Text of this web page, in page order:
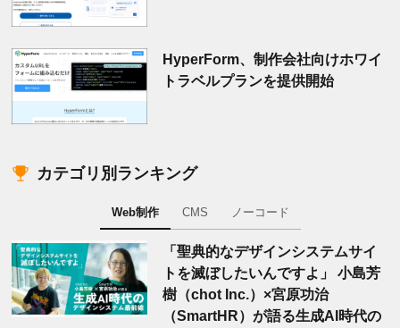
HyperForm、制作会社向けホワイ
トラベルプランを提供開始
カテゴリ別ランキング
Web制作 CMS ノーコード
「聖典的なデザインシステムサイ
トを滅ぼしたいんですよ」 小島芳
樹（chot Inc.）×宮原功治
（SmartHR）が語る生成AI時代の